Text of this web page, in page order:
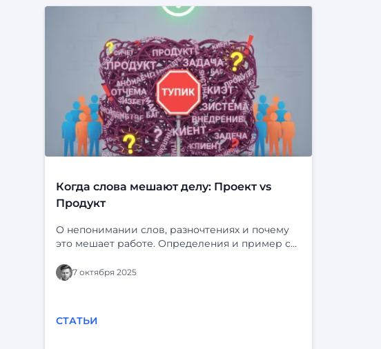
Когда слова мешают делу: Проект vs
Продукт
О непонимании слов, разночтениях и почему
это мешает работе. Определения и пример с
7 октября 2025
СТАТЬИ